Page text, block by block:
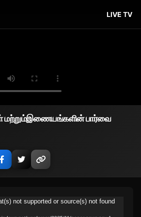
LIVE TV
மற்றும்இணையங்களின் பார்வை
not supported or source(s) not found